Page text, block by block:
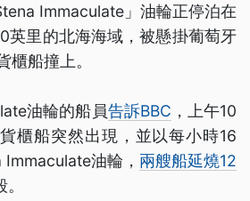
Immaculate」油輪正停泊在
英里的北海海域，被懸掛葡萄牙
櫃船撞上。
油輪的船員告訴BBC ，上午10
櫃船突然出現，並以每小時16
油輪， 兩艘船延燒12